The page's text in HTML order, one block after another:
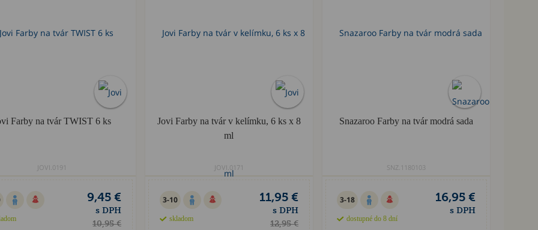
Farby na tvár TWIST 6 ks
JOVI.0191
9,45 €
s DPH
10,95 €
Jovi Farby na tvár v kelímku, 6 ks x 8
ml
JOVI.0171
3-10
skladom
11,95 €
s DPH
12,95 €
Snazaroo Farby na tvár modrá sada
SNZ.1180103
3-18
dostupné do 8 dní
16,95 €
s DPH